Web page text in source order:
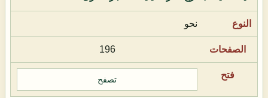
نحو
196
تصفح